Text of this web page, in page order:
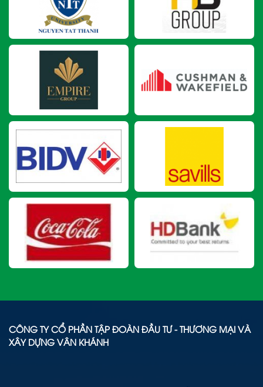
CÔNG TY CỔ PHẦN TẬP ĐOÀN ĐẦU TƯ - THƯƠNG MẠI VÀ
XÂY DỰNG VÂN KHÁNH